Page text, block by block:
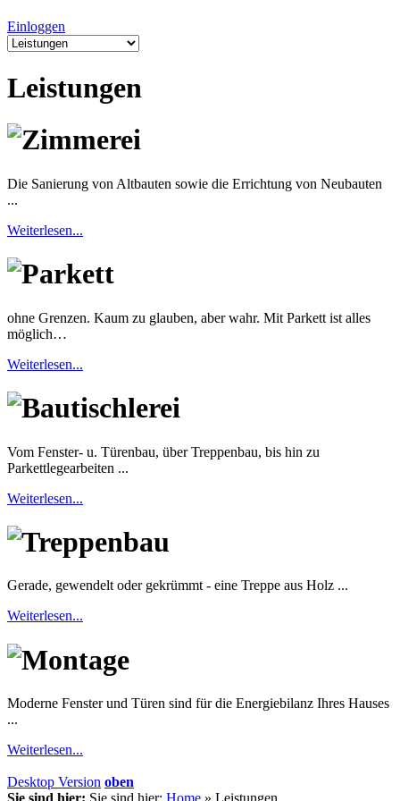
Einloggen
Leistungen
Zimmerei
Die Sanierung von Altbauten sowie die Errichtung von Neubauten
...
Weiterlesen...
Parkett
ohne Grenzen. Kaum zu glauben, aber wahr. Mit Parkett ist alles
möglich…
Weiterlesen...
Bautischlerei
Vom Fenster- u. Türenbau, über Treppenbau, bis hin zu
Parkettlegearbeiten ...
Weiterlesen...
Treppenbau
Gerade, gewendelt oder gekrümmt - eine Treppe aus Holz ...
Weiterlesen...
Montage
Moderne Fenster und Türen sind für die Energiebilanz Ihres Hauses
...
Weiterlesen...
Desktop Version oben